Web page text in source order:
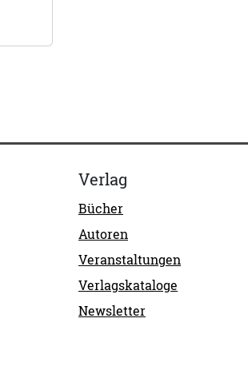
Verlag
Bücher
Autoren
Veranstaltungen
Verlagskataloge
Newsletter